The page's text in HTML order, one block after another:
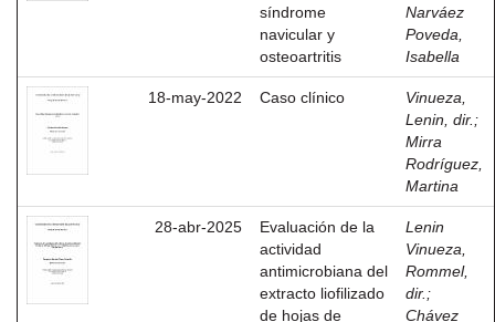
síndrome
navicular y
osteoartritis
Narváez
Poveda,
Isabella
18-may-2022 Caso clínico
Vinueza,
Lenin, dir. ;
Mirra
Rodríguez,
Martina
28-abr-2025
Evaluación de la
actividad
antimicrobiana del
extracto liofilizado
de hojas de
Lenin
Vinueza,
Rommel,
dir. ;
Chávez